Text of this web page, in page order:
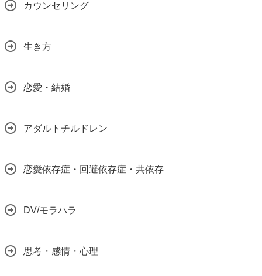
カウンセリング
生き方
恋愛・結婚
アダルトチルドレン
恋愛依存症・回避依存症・共依存
DV/モラハラ
思考・感情・心理